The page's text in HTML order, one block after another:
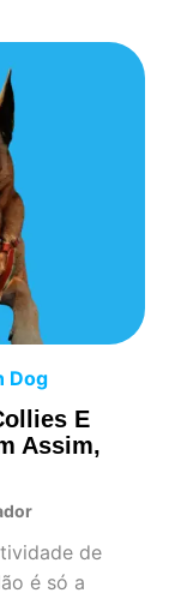
Dog
E
Assim,
de
é só a